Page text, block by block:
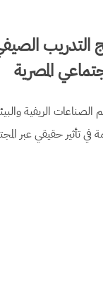
المصرية
في تأثير حقيقي عبر